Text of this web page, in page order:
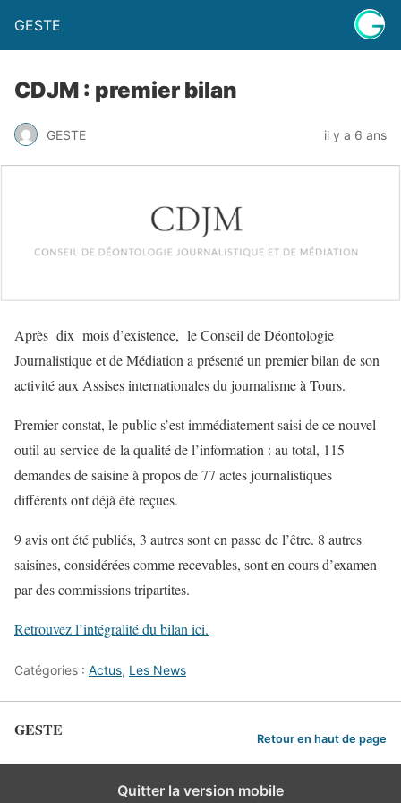
GESTE
CDJM : premier bilan
GESTE il y a 6 ans
Après dix mois d’existence, le Conseil de Déontologie
Journalistique et de Médiation a présenté un premier bilan de son
activité aux Assises internationales du journalisme à Tours.
Premier constat, le public s’est immédiatement saisi de ce nouvel
outil au service de la qualité de l’information : au total, 115
demandes de saisine à propos de 77 actes journalistiques
différents ont déjà été reçues.
9 avis ont été publiés, 3 autres sont en passe de l’être. 8 autres
saisines, considérées comme recevables, sont en cours d’examen
par des commissions tripartites.
Retrouvez l’intégralité du bilan ici.
Catégories : Actus, Les News
GESTE Retour en haut de page
Quitter la version mobile